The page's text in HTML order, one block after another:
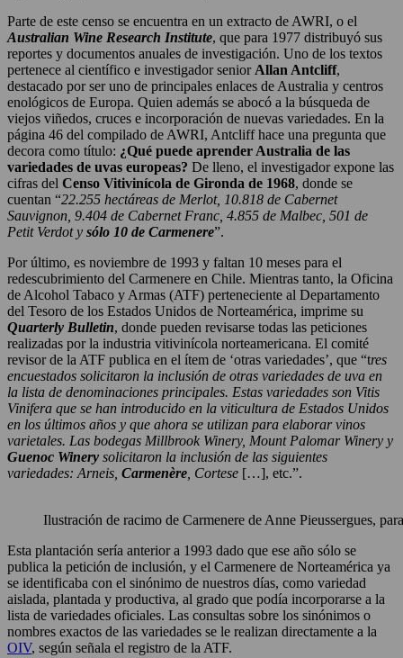
Parte de este censo se encuentra en un extracto de AWRI, o el
Australian Wine Research Institute, que para 1977 distribuyó sus
reportes y documentos anuales de investigación. Uno de los textos
pertenece al científico e investigador senior Allan Antcliff,
destacado por ser uno de principales enlaces de Australia y centros
enológicos de Europa. Quien además se abocó a la búsqueda de
viejos viñedos, cruces e incorporación de nuevas variedades. En la
página 46 del compilado de AWRI, Antcliff hace una pregunta que
decora como título: ¿Qué puede aprender Australia de las
variedades de uvas europeas? De lleno, el investigador expone las
cifras del Censo Vitivinícola de Gironda de 1968, donde se
cuentan “22.255 hectáreas de Merlot, 10.818 de Cabernet
Sauvignon, 9.404 de Cabernet Franc, 4.855 de Malbec, 501 de
Petit Verdot y sólo 10 de Carmenere”.
Por último, es noviembre de 1993 y faltan 10 meses para el
redescubrimiento del Carmenere en Chile. Mientras tanto, la Oficina
de Alcohol Tabaco y Armas (ATF) perteneciente al Departamento
del Tesoro de los Estados Unidos de Norteamérica, imprime su
Quarterly Bulletin, donde pueden revisarse todas las peticiones
realizadas por la industria vitivinícola norteamericana. El comité
revisor de la ATF publica en el ítem de ‘otras variedades’, que “tres
encuestados solicitaron la inclusión de otras variedades de uva en
la lista de denominaciones principales. Estas variedades son Vitis
Vinifera que se han introducido en la viticultura de Estados Unidos
en los últimos años y que ahora se utilizan para elaborar vinos
varietales. Las bodegas Millbrook Winery, Mount Palomar Winery y
Guenoc Winery solicitaron la inclusión de las siguientes
variedades: Arneis, Carmenère , Cortese […], etc.”.
Ilustración de racimo de Carmenere de Anne Pieussergues,
Esta plantación sería anterior a 1993 dado que ese año sólo se
publica la petición de inclusión, y el Carmenere de Norteamérica ya
se identificaba con el sinónimo de nuestros días, como variedad
aislada, plantada y productiva, al grado que podía incorporarse a la
lista de variedades oficiales. Las consultas sobre los sinónimos o
nombres exactos de las variedades se le realizan directamente a la
OIV, según señala el registro de la ATF.